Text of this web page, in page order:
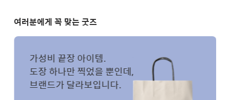
여러분에게 꼭 맞는 굿즈
가성비 끝장 아이템.
도장 하나만 찍었을 뿐인데,
브랜드가 달라보입니다.